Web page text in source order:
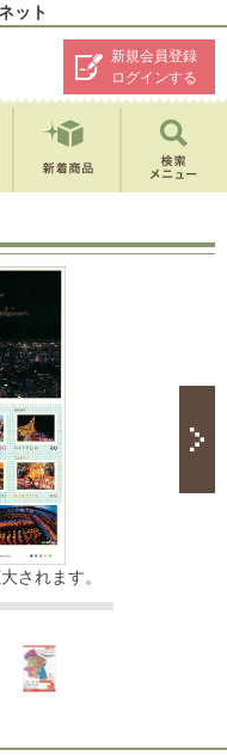
ット
新規会員登録
ログインする
されます。